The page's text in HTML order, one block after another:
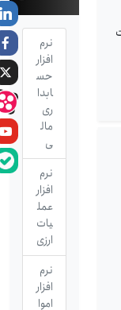
نرم
افزار
حس
ابدا
ری
مال
ی
نرم
افزار
عمل
یات
ارزی
نرم
افزار
اموا